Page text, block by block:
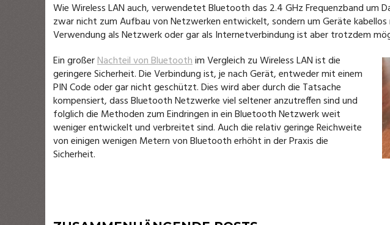
Wie Wireless LAN auch, verwendetet Bluetooth das 2.4 GHz Frequenzband um
zwar nicht zum Aufbau von Netzwerken entwickelt, sondern um Geräte
Verwendung als Netzwerk oder gar als Internetverbindung ist aber trotzdem
Ein großerNachteil von Bluetoothim Vergleich zu Wireless LAN ist die
geringere Sicherheit. Die Verbindung ist, je nach Gerät, entweder mit einem
PIN Code oder gar nicht geschützt. Dies wird aber durch die Tatsache
kompensiert, dass Bluetooth Netzwerke viel seltener anzutreffen sind und
folglich die Methoden zum Eindringen in ein Bluetooth Netzwerk weit
weniger entwickelt und verbreitet sind. Auch die relativ geringe Reichweite
von einigen wenigen Metern von Bluetooth erhöht in der Praxis die
Sicherheit.